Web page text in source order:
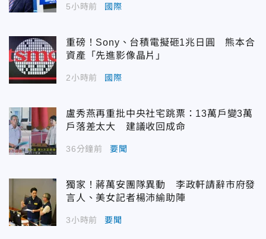
5小時前 國際
重磅！Sony、台積電擬砸1兆日圓 熊本合
資產「先進影像晶片」
2小時前 國際
盧秀燕再重批中央社宅跳票：13萬戶變3萬
戶落差太大 建議收回成命
36分鐘前 要聞
獨家！蔣萬安團隊異動 李政軒請辭市府發
言人、美女記者楊沛緰助陣
3小時前 要聞